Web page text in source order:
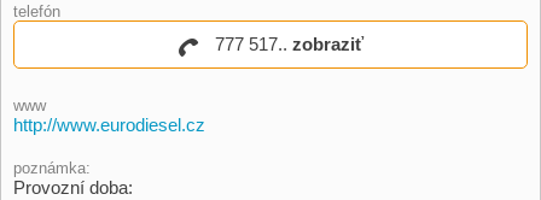
telefón
777 517.. zobraziť
www
http://www.eurodiesel.cz
poznámka:
Provozní doba: